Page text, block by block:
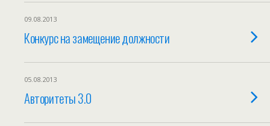
09.08.2013
Конкурс на замещение должности
05.08.2013
Авторитеты 3.0